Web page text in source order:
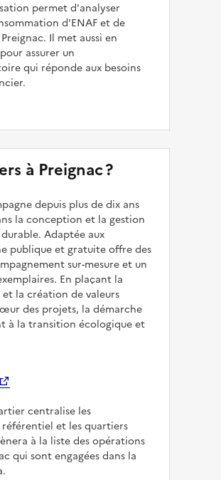
permet d'analyser
d'ENAF et de
Il met aussi en
assurer un
qui réponde aux besoins
à Preignac ?
depuis plus de dix ans
la conception et la gestion
Adaptée aux
publique et gratuite offre des
sur-mesure et un
En plaçant la
la création de valeurs
des projets, la démarche
à la transition écologique et
centralise les
et les quartiers
à la liste des opérations
qui sont engagées dans la